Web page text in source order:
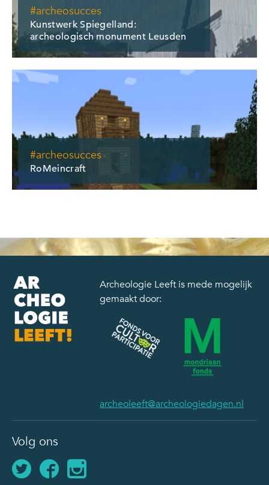
#archeosucces
Kunstwerk Spiegelland:
archeologisch monument Leusden
#archeosucces
RoMeincraft
Archeologie Leeft is mede mogelijk
gemaakt door:
archeoleeft@archeologiedagen.nl
Volg ons